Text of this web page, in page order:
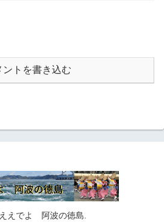
ントを書き込む
えでよ 阿波の徳島.